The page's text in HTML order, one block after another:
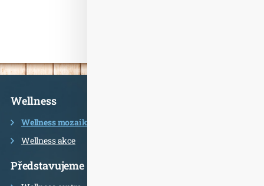
Informace
Wellness
Wellness mozaika
Wellness akce
Představujeme